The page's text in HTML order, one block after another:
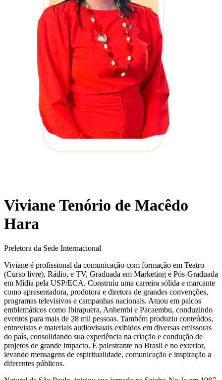
Viviane Tenório de Macêdo
Hara
Preletora da Sede Internacional
Viviane é profissional da comunicação com formação em Teatro
(Curso livre), Rádio, e TV, Graduada em Marketing e Pós-Graduada
em Mídia pela USP/ECA. Construiu uma carreira sólida e marcante
como apresentadora, produtora e diretora de grandes convenções,
programas televisivos e campanhas nacionais. Atuou em palcos
emblemáticos como Ibirapuera, Anhembi e Pacaembu, conduzindo
eventos para mais de 28 mil pessoas. Também produziu conteúdos,
entrevistas e materiais audiovisuais exibidos em diversas emissoras
do país, consolidando sua experiência na criação e condução de
projetos de grande impacto. É palestrante no Brasil e no exterior,
levando mensagens de espiritualidade, comunicação e inspiração a
diferentes públicos.